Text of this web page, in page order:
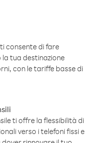
consente di fare
tua destinazione
con le tariffe basse di
ti offre la flessibilità di
verso i telefoni fissi e